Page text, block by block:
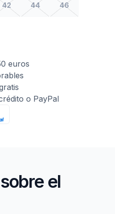
42 44 46
euros
o PayPal
el